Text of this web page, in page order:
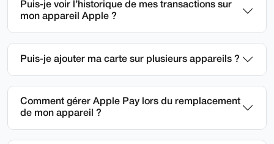
Puis-je voir l’historique de mes transactions sur
mon appareil Apple ?
Puis-je ajouter ma carte sur plusieurs appareils ?
Comment gérer Apple Pay lors du remplacement
de mon appareil ?